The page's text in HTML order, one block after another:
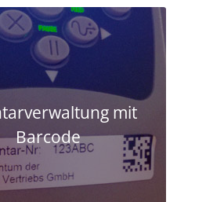
mit
Barcode